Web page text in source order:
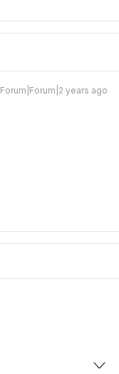
Forum|Forum|2 years ago